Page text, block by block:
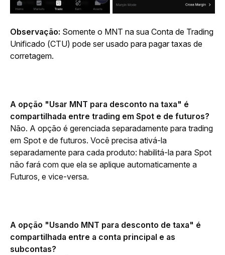
Observação: Somente o MNT na sua Conta de Trading
Unificado (CTU) pode ser usado para pagar taxas de
corretagem.
A opção "Usar MNT para desconto na taxa" é
compartilhada entre trading em Spot e de futuros?
Não. A opção é gerenciada separadamente para trading
em Spot e de futuros. Você precisa ativá-la
separadamente para cada produto: habilitá-la para Spot
não fará com que ela se aplique automaticamente a
Futuros, e vice-versa.
A opção "Usando MNT para desconto de taxa" é
compartilhada entre a conta principal e as
subcontas?